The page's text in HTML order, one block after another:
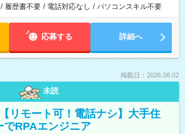
/ 履歴書不要 / 電話対応なし / パソコンスキル不要
応募する 詳細へ
掲載日：2026.08.02
未読
リモート可！電話ナシ】大手住
でRPAエンジニア